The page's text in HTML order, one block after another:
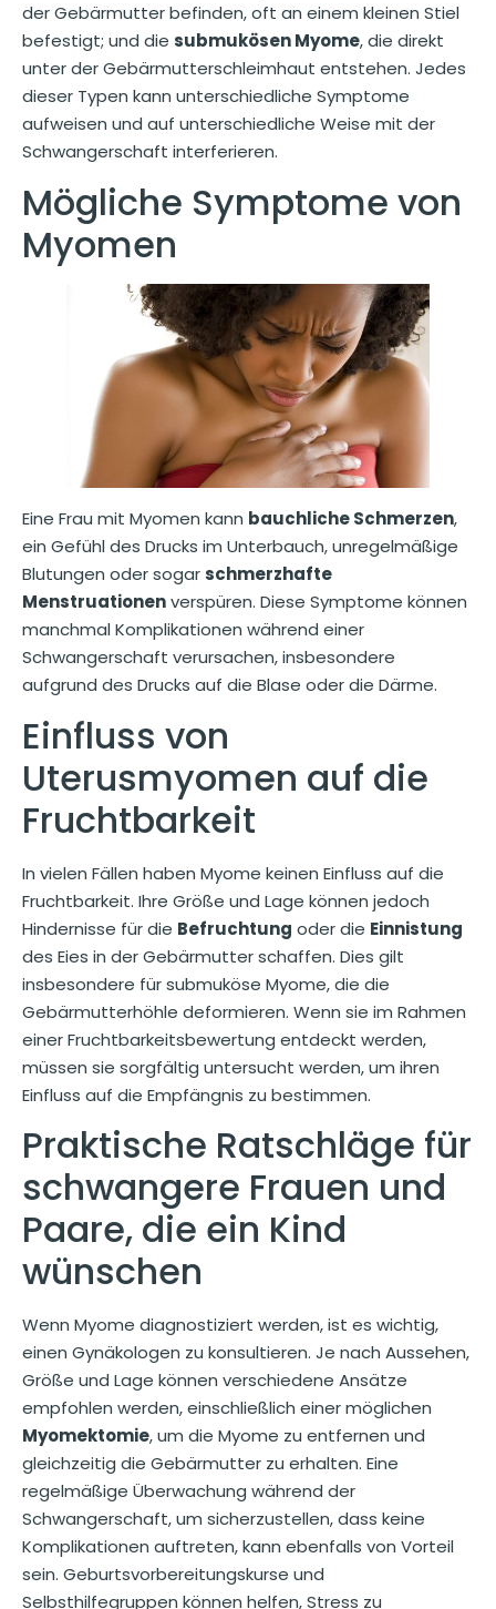
der Gebärmutter befinden, oft an einem kleinen Stiel
befestigt; und die submukösen Myome, die direkt
unter der Gebärmutterschleimhaut entstehen. Jedes
dieser Typen kann unterschiedliche Symptome
aufweisen und auf unterschiedliche Weise mit der
Schwangerschaft interferieren.
Mögliche Symptome von
Myomen
Eine Frau mit Myomen kann bauchliche Schmerzen,
ein Gefühl des Drucks im Unterbauch, unregelmäßige
Blutungen oder sogarschmerzhafte
Menstruationenverspüren. Diese Symptome können
manchmal Komplikationen während einer
Schwangerschaft verursachen, insbesondere
aufgrund des Drucks auf die Blase oder die Därme.
Einfluss von
Uterusmyomen auf die
Fruchtbarkeit
In vielen Fällen haben Myome keinen Einfluss auf die
Fruchtbarkeit. Ihre Größe und Lage können jedoch
Hindernisse für die Befruchtung oder die Einnistung
des Eies in der Gebärmutter schaffen. Dies gilt
insbesondere für submuköse Myome, die die
Gebärmutterhöhle deformieren. Wenn sie im Rahmen
einer Fruchtbarkeitsbewertung entdeckt werden,
müssen sie sorgfältig untersucht werden, um ihren
Einfluss auf die Empfängnis zu bestimmen.
Praktische Ratschläge für
schwangere Frauen und
Paare, die ein Kind
wünschen
Wenn Myome diagnostiziert werden, ist es wichtig,
einen Gynäkologen zu konsultieren. Je nach Aussehen,
Größe und Lage können verschiedene Ansätze
empfohlen werden, einschließlich einer möglichen
Myomektomie, um die Myome zu entfernen und
gleichzeitig die Gebärmutter zu erhalten. Eine
regelmäßige Überwachung während der
Schwangerschaft, um sicherzustellen, dass keine
Komplikationen auftreten, kann ebenfalls von Vorteil
sein. Geburtsvorbereitungskurse und
Selbsthilfegruppen können helfen, Stress zu